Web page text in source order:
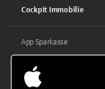
Cockpit Immobilie
App Sparkasse